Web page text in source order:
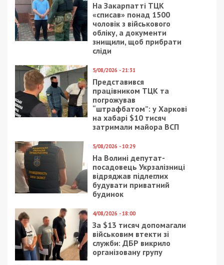
На Закарпатті ТЦК
«списав» понад 1500
чоловік з військового
обліку, а документи
знищили, щоб прибрати
сліди
5/08/2026 - 21:31
Представився
працівником ТЦК та
погрожував
“штрафбатом”: у Харкові
на хабарі $10 тисяч
затримали майора ВСП
5/08/2026 - 10:29
На Волині депутат-
посадовець Укрзалізниці
відряджав підлеглих
будувати приватний
будинок
4/08/2026 - 18:00
За $13 тисяч допомагали
військовим втекти зі
служби: ДБР викрило
організовану групу